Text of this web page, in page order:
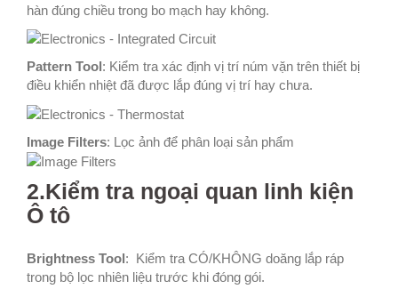
hàn đúng chiều trong bo mạch hay không.
Pattern Tool: Kiểm tra xác định vị trí núm vặn trên thiết bị
điều khiển nhiệt đã được lắp đúng vị trí hay chưa.
Image Filters: Lọc ảnh để phân loại sản phẩm
2.Kiểm tra ngoại quan linh kiện
Ô tô
Brightness Tool: Kiểm tra CÓ/KHÔNG doăng lắp ráp
trong bộ lọc nhiên liệu trước khi đóng gói.